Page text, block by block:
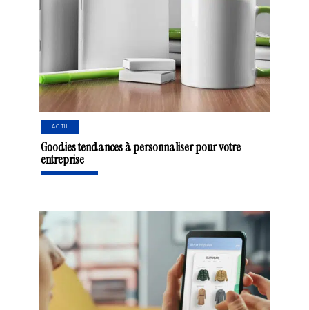
ACTU
Goodies tendances à personnaliser pour votre
entreprise